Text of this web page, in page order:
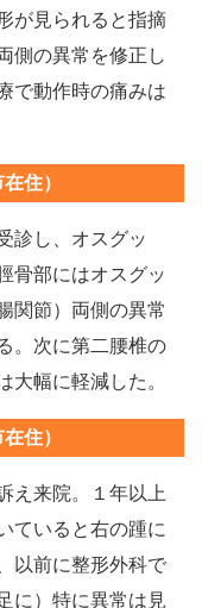
が見られると指摘
側の異常を修正し
で動作時の痛みは
住）
診し、オスグッ
骨部にはオスグッ
関節）両側の異常
。次に第二腰椎の
大幅に軽減した。
住）
え来院。１年以上
ていると右の踵に
以前に整形外科で
に）特に異常は見